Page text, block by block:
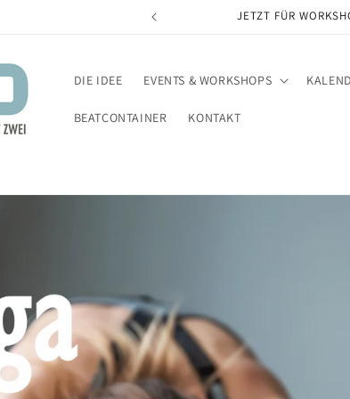
KNAUP DESIGN + SOUL +
DIE IDEE EVENTS & WORKSHOPS
BEATCONTAINER KONTAKT